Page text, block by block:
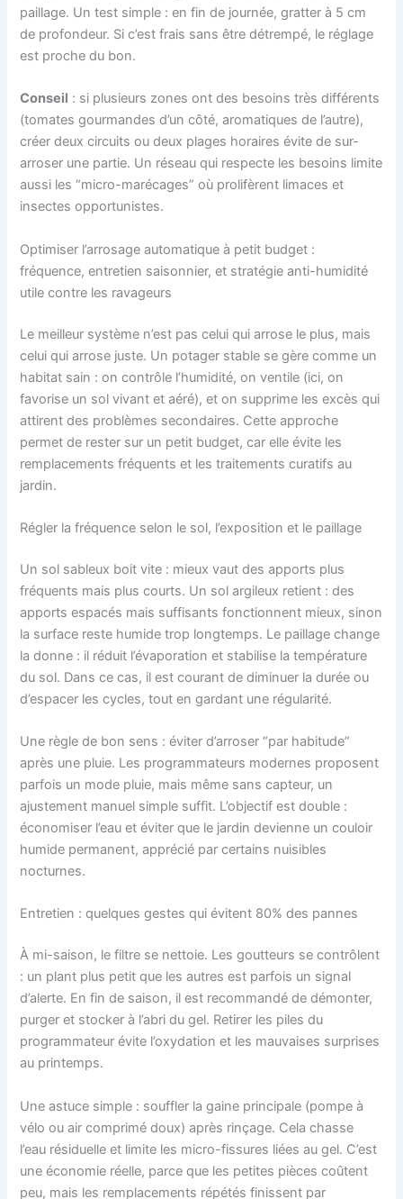
paillage. Un test simple : en fin de journée, gratter à 5 cm
de profondeur. Si c’est frais sans être détrempé, le réglage
est proche du bon.
Conseil : si plusieurs zones ont des besoins très différents
(tomates gourmandes d’un côté, aromatiques de l’autre),
créer deux circuits ou deux plages horaires évite de sur-
arroser une partie. Un réseau qui respecte les besoins limite
aussi les “micro-marécages” où prolifèrent limaces et
insectes opportunistes.
Optimiser l’arrosage automatique à petit budget :
fréquence, entretien saisonnier, et stratégie anti-humidité
utile contre les ravageurs
Le meilleur système n’est pas celui qui arrose le plus, mais
celui qui arrose juste. Un potager stable se gère comme un
habitat sain : on contrôle l’humidité, on ventile (ici, on
favorise un sol vivant et aéré), et on supprime les excès qui
attirent des problèmes secondaires. Cette approche
permet de rester sur un petit budget, car elle évite les
remplacements fréquents et les traitements curatifs au
jardin.
Régler la fréquence selon le sol, l’exposition et le paillage
Un sol sableux boit vite : mieux vaut des apports plus
fréquents mais plus courts. Un sol argileux retient : des
apports espacés mais suffisants fonctionnent mieux, sinon
la surface reste humide trop longtemps. Le paillage change
la donne : il réduit l’évaporation et stabilise la température
du sol. Dans ce cas, il est courant de diminuer la durée ou
d’espacer les cycles, tout en gardant une régularité.
Une règle de bon sens : éviter d’arroser “par habitude”
après une pluie. Les programmateurs modernes proposent
parfois un mode pluie, mais même sans capteur, un
ajustement manuel simple suffit. L’objectif est double :
économiser l’eau et éviter que le jardin devienne un couloir
humide permanent, apprécié par certains nuisibles
nocturnes.
Entretien : quelques gestes qui évitent 80% des pannes
À mi-saison, le filtre se nettoie. Les goutteurs se contrôlent
: un plant plus petit que les autres est parfois un signal
d’alerte. En fin de saison, il est recommandé de démonter,
purger et stocker à l’abri du gel. Retirer les piles du
programmateur évite l’oxydation et les mauvaises surprises
au printemps.
Une astuce simple : souffler la gaine principale (pompe à
vélo ou air comprimé doux) après rinçage. Cela chasse
l’eau résiduelle et limite les micro-fissures liées au gel. C’est
une économie réelle, parce que les petites pièces coûtent
peu, mais les remplacements répétés finissent par